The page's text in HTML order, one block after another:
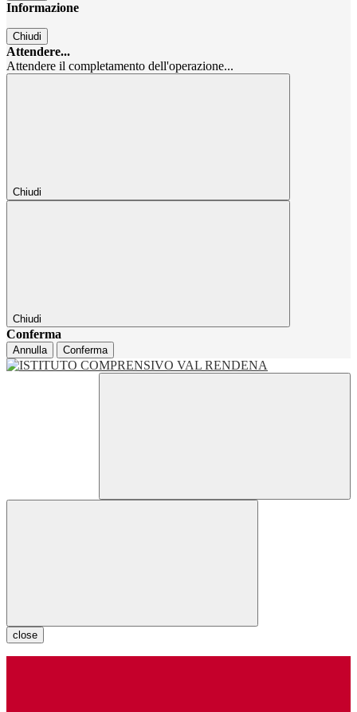
Informazione
Chiudi
Attendere...
Attendere il completamento dell'operazione...
Chiudi
Chiudi
Conferma
Annulla Conferma
close